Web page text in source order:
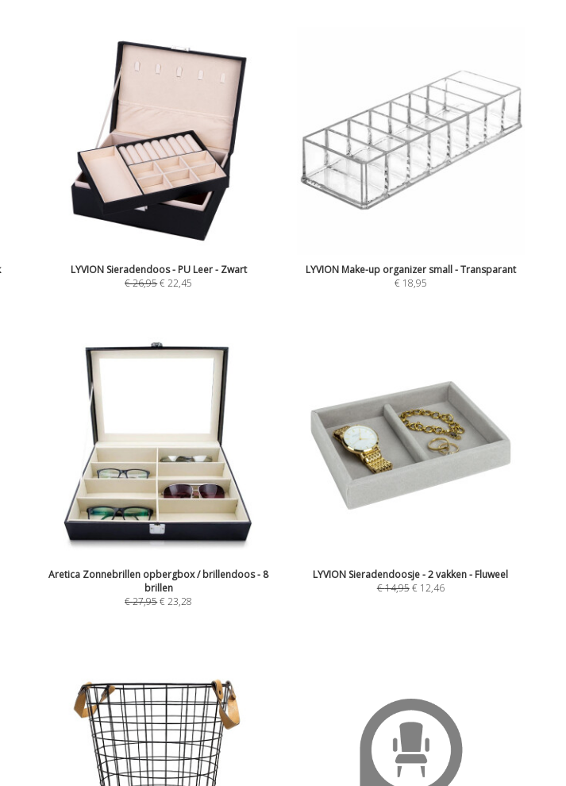
LYVION Sieradendoos - PU Leer - Zwart
€26,95€22,45
LYVION Make-up organizer small - Transparant
€ 18,95
Aretica Zonnebrillen opbergbox / brillendoos - 8
brillen
€27,95€23,28
LYVION Sieradendoosje - 2 vakken - Fluweel
€14,95€ 12,46